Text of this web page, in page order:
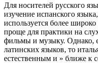
Для носителей русского
изучение испанского
используется более
проще для практики на
фильмы и музыку. Однако,
латинских языков, то
естественным и » ближе к